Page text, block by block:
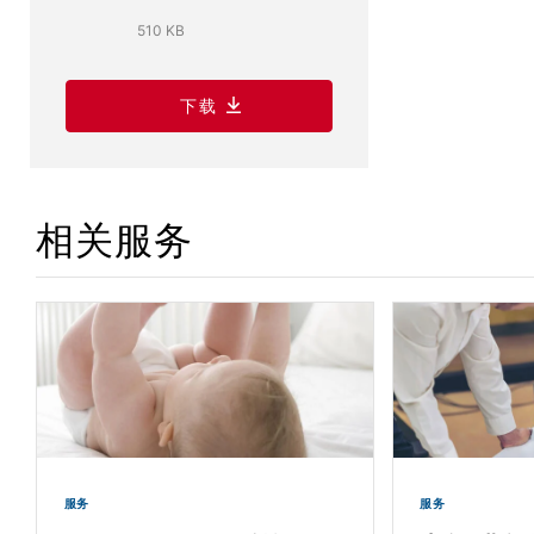
510 KB
下载
相关服务
服务 服务